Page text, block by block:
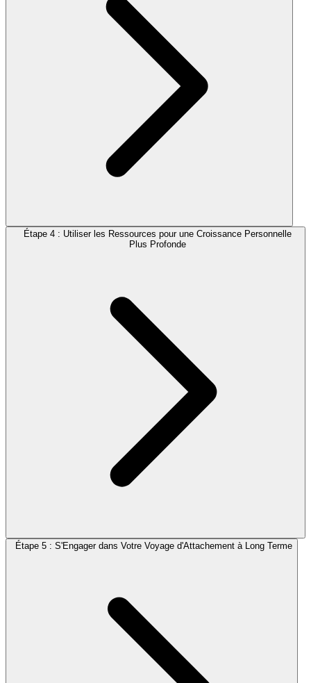
Étape 4 : Utiliser les Ressources pour une Croissance Personnelle
Plus Profonde
Étape 5 : S'Engager dans Votre Voyage d'Attachement à Long Terme